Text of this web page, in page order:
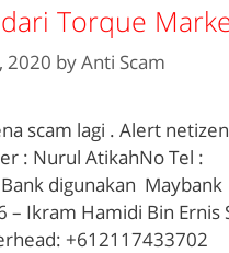
Torque
2020 byAnti Scam
scam lagi . Alert
: Nurul AtikahNo Tel :
digunakan Maybank
– Ikram Hamidi Bin Ernis
+612117433702